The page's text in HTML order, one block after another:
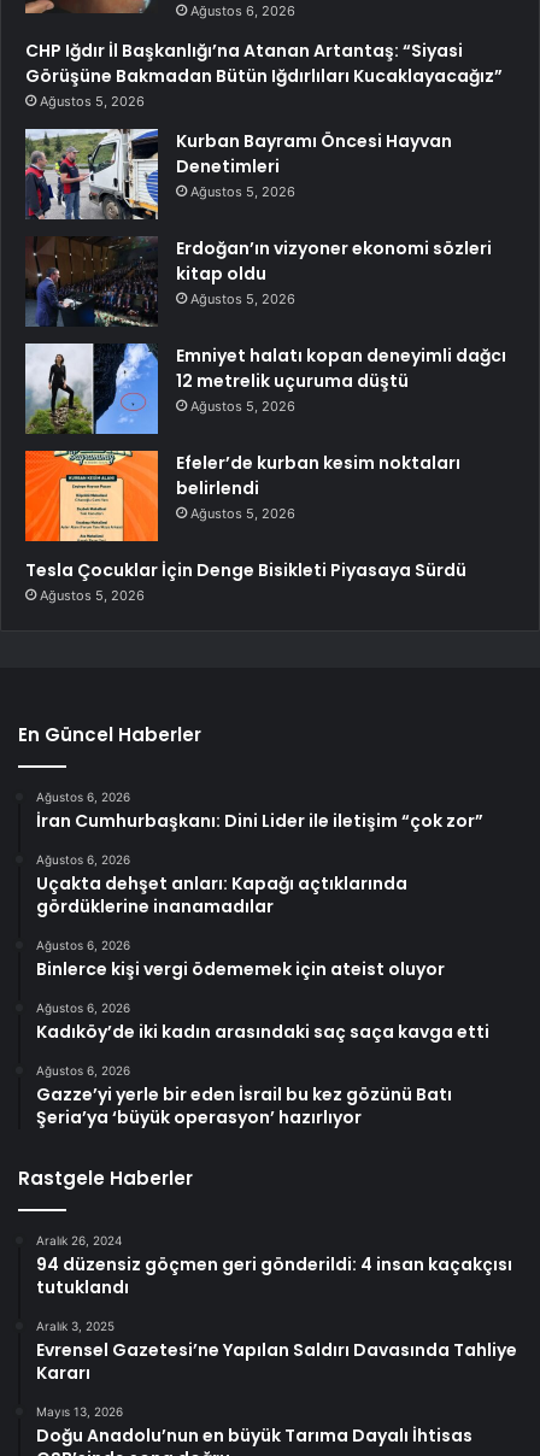
Ağustos 6, 2026
CHP Iğdır İl Başkanlığı’na Atanan Artantaş: “Siyasi
Görüşüne Bakmadan Bütün Iğdırlıları Kucaklayacağız”
Ağustos 5, 2026
Kurban Bayramı Öncesi Hayvan
Denetimleri
Ağustos 5, 2026
Erdoğan’ın vizyoner ekonomi sözleri
kitap oldu
Ağustos 5, 2026
Emniyet halatı kopan deneyimli dağcı
12 metrelik uçuruma düştü
Ağustos 5, 2026
Efeler’de kurban kesim noktaları
belirlendi
Ağustos 5, 2026
Tesla Çocuklar İçin Denge Bisikleti Piyasaya Sürdü
Ağustos 5, 2026
En Güncel Haberler
Ağustos 6, 2026
İran Cumhurbaşkanı: Dini Lider ile iletişim “çok zor”
Ağustos 6, 2026
Uçakta dehşet anları: Kapağı açtıklarında
gördüklerine inanamadılar
Ağustos 6, 2026
Binlerce kişi vergi ödememek için ateist oluyor
Ağustos 6, 2026
Kadıköy’de iki kadın arasındaki saç saça kavga etti
Ağustos 6, 2026
Gazze’yi yerle bir eden İsrail bu kez gözünü Batı
Şeria’ya ‘büyük operasyon’ hazırlıyor
Rastgele Haberler
Aralık 26, 2024
94 düzensiz göçmen geri gönderildi: 4 insan kaçakçısı
tutuklandı
Aralık 3, 2025
Evrensel Gazetesi’ne Yapılan Saldırı Davasında Tahliye
Kararı
Mayıs 13, 2026
Doğu Anadolu’nun en büyük Tarıma Dayalı İhtisas